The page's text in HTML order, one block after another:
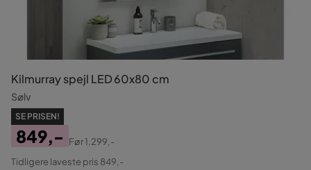
Kilmurray spejl LED 60x80 cm
Sølv
SE PRISEN!
Pris
849,-
Original
Før1.299,-
Tidligere laveste pris 849,-